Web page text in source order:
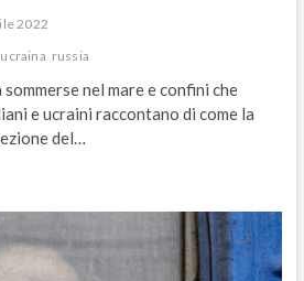
2022
russia
nel mare e confini che
e ucraini raccontano di come la
del…